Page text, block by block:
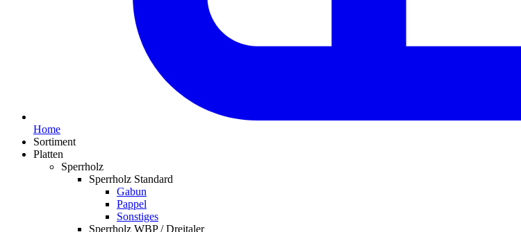
Home
Sortiment
Platten
Sperrholz
Sperrholz Standard
Gabun
Pappel
Sonstiges
Sperrholz WBP / Dreitaler